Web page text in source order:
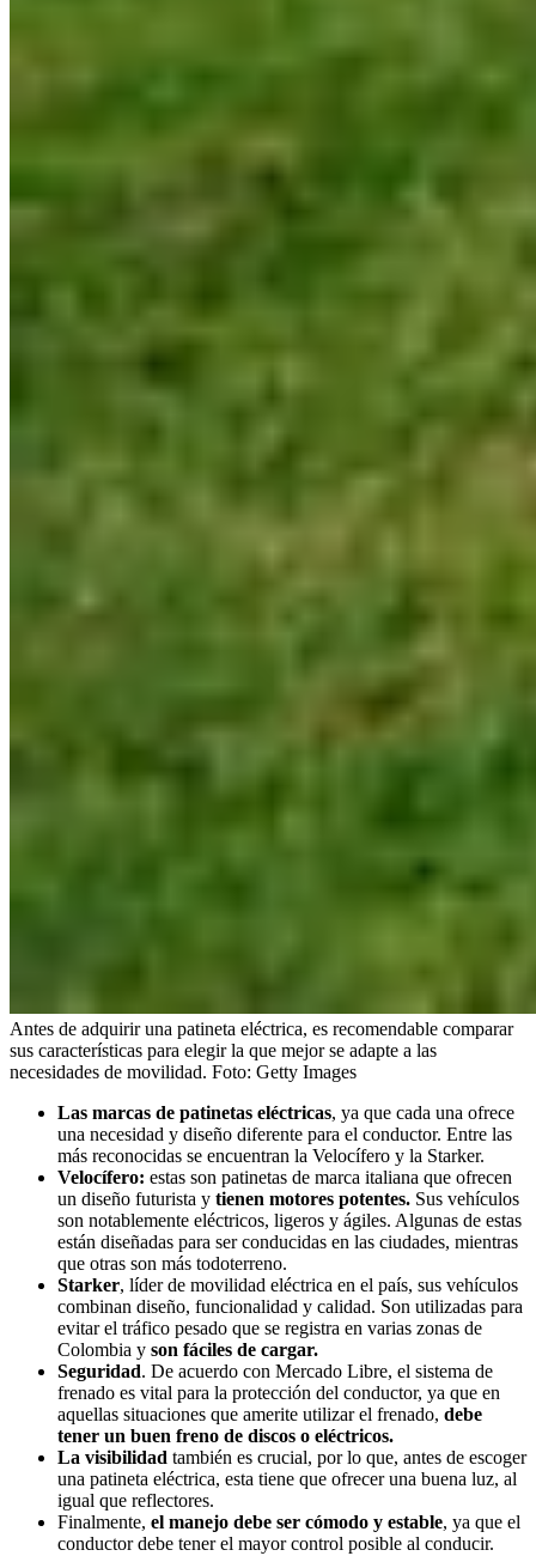
Antes de adquirir una patineta eléctrica, es recomendable comparar
sus características para elegir la que mejor se adapte a las
necesidades de movilidad. Foto: Getty Images
Las marcas de patinetas eléctricas, ya que cada una ofrece
una necesidad y diseño diferente para el conductor. Entre las
más reconocidas se encuentran la Velocífero y la Starker.
Velocífero: estas son patinetas de marca italiana que ofrecen
un diseño futurista y tienen motores potentes. Sus vehículos
son notablemente eléctricos, ligeros y ágiles. Algunas de estas
están diseñadas para ser conducidas en las ciudades, mientras
que otras son más todoterreno.
Starker, líder de movilidad eléctrica en el país, sus vehículos
combinan diseño, funcionalidad y calidad. Son utilizadas para
evitar el tráfico pesado que se registra en varias zonas de
Colombia y son fáciles de cargar.
Seguridad. De acuerdo con Mercado Libre, el sistema de
frenado es vital para la protección del conductor, ya que en
aquellas situaciones que amerite utilizar el frenado, debe
tener un buen freno de discos o eléctricos.
La visibilidad también es crucial, por lo que, antes de escoger
una patineta eléctrica, esta tiene que ofrecer una buena luz, al
igual que reflectores.
Finalmente, el manejo debe ser cómodo y estable, ya que el
conductor debe tener el mayor control posible al conducir.